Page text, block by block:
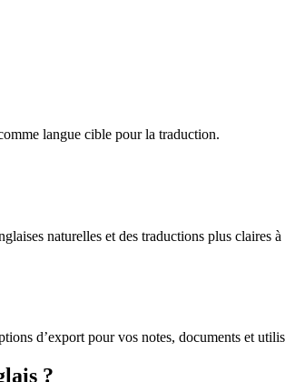
langue cible pour la traduction.
naturelles et des traductions plus claires
d’export pour vos notes, documents et
?